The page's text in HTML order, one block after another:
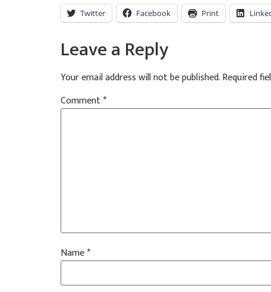
Twitter Facebook Print
Leave a Reply
Your email address will not be published.Required
Comment*
Name*